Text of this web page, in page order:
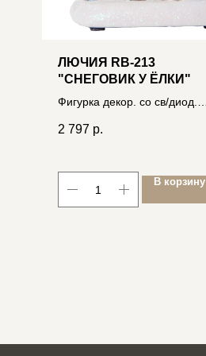
ЛЮЧИЯ RB-213
"СНЕГОВИК У ЁЛКИ"
Фигурка декор. со св/диод.
3xAA 4606400035367
2 797 р.
В корзину